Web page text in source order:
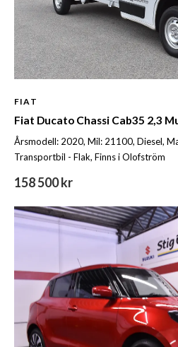
FIAT
Fiat Ducato Chassi Cab35 2,3
Årsmodell: 2020, Mil: 21100, Diesel,
Transportbil - Flak, Finns i Olofström
158 500 kr